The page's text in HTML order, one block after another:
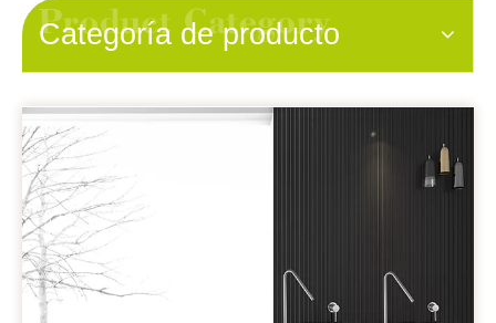
Categoría de producto